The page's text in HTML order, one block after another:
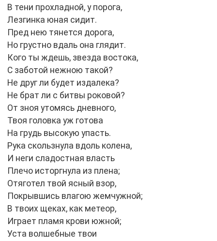
В тени прохладной, у порога,
Лезгинка юная сидит.
Пред нею тянется дорога,
Но грустно вдаль она глядит.
Кого ты ждешь, звезда востока,
С заботой нежною такой?
Не друг ли будет издалека?
Не брат ли с битвы роковой?
От зноя утомясь дневного,
Твоя головка уж готова
На грудь высокую упасть.
Рука скользнула вдоль колена,
И неги сладостная власть
Плечо исторгнула из плена;
Отяготел твой ясный взор,
Покрывшись влагою жемчужной;
В твоих щеках, как метеор,
Играет пламя крови южной;
Уста волшебные твои